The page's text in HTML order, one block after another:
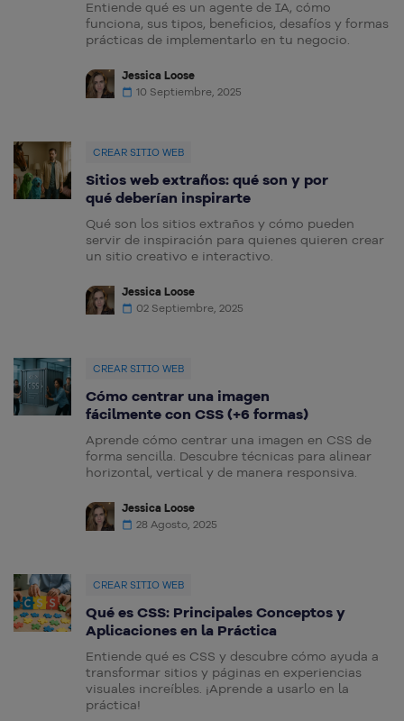
Entiende qué es un agente de IA, cómo
funciona, sus tipos, beneficios, desafíos y formas
prácticas de implementarlo en tu negocio.
Jessica Loose
10 Septiembre, 2025
CREAR SITIO WEB
Sitios web extraños: qué son y por
qué deberían inspirarte
Qué son los sitios extraños y cómo pueden
servir de inspiración para quienes quieren crear
un sitio creativo e interactivo.
Jessica Loose
02 Septiembre, 2025
CREAR SITIO WEB
Cómo centrar una imagen
fácilmente con CSS (+6 formas)
Aprende cómo centrar una imagen en CSS de
forma sencilla. Descubre técnicas para alinear
horizontal, vertical y de manera responsiva.
Jessica Loose
28 Agosto, 2025
CREAR SITIO WEB
Qué es CSS: Principales Conceptos y
Aplicaciones en la Práctica
Entiende qué es CSS y descubre cómo ayuda a
transformar sitios y páginas en experiencias
visuales increíbles. ¡Aprende a usarlo en la
práctica!